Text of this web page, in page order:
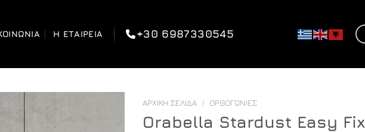
Η ΕΤΑΙΡΕΊΑ +30 6987330545
ΑΡΧΙΚΉ ΣΕΛΊΔΑ / ΟΡΘΟΓΏΝΙΕΣ
Orabella Stardust Easy Fix